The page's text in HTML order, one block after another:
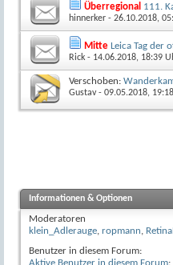
Überregional 111.
hinnerker - 26.10.2018,
Mitte Leica Tag der
Rick - 14.06.2018, 18:39
Verschoben:
Gustav- 09.05.2018,
Informationen & Optionen
Moderatoren
klein_Adlerauge, ropmann,
Benutzer in diesem Forum:
Aktive Benutzer in diesem Forum: